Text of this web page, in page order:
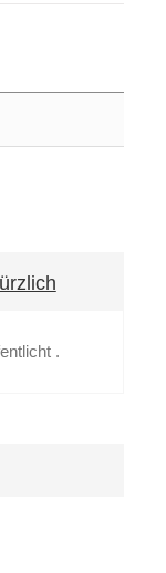
.